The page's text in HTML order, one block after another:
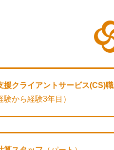
援クライアントサービス(CS)職
験から経験3年目）